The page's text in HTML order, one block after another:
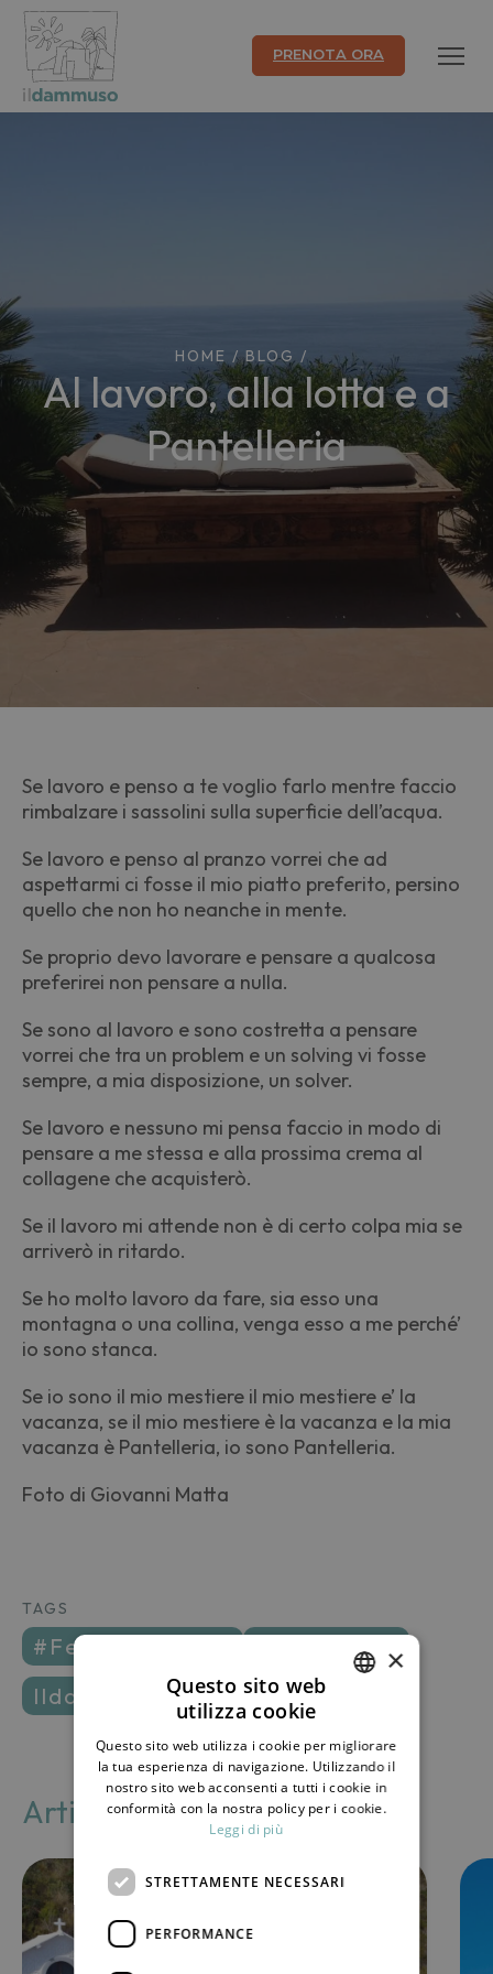
PRENOTA ORA
HOME /BLOG /
Al lavoro, alla lotta e a
Pantelleria
Se lavoro e penso a te voglio farlo mentre faccio
rimbalzare i sassolini sulla superficie dell’acqua.
Se lavoro e penso al pranzo vorrei che ad
aspettarmi ci fosse il mio piatto preferito, persino
quello che non ho neanche in mente.
Se proprio devo lavorare e pensare a qualcosa
preferirei non pensare a nulla.
Se sono al lavoro e sono costretta a pensare
vorrei che tra un problem e un solving vi fosse
sempre, a mia disposizione, un solver.
Se lavoro e nessuno mi pensa faccio in modo di
pensare a me stessa e alla prossima crema al
collagene che acquisterò.
Se il lavoro mi attende non è di certo colpa mia se
arriverò in ritardo.
Se ho molto lavoro da fare, sia esso una
montagna o una collina, venga esso a me perché’
io sono stanca.
Se io sono il mio mestiere il mio mestiere e’ la
vacanza, se il mio mestiere è la vacanza e la mia
vacanza è Pantelleria, io sono Pantelleria.
Foto di Giovanni Matta
TAGS
#festadellavoro
#lavoratori
ildammusogram
pantelleria
Articoli correlati
ENGLISH
×
Questo sito web
utilizza cookie
Questo sito web utilizza i cookie per migliorare
la tua esperienza di navigazione. Utilizzando il
nostro sito web acconsenti a tutti i cookie in
conformità con la nostra policy per i cookie.
Leggi di più
STRETTAMENTE NECESSARI
PERFORMANCE